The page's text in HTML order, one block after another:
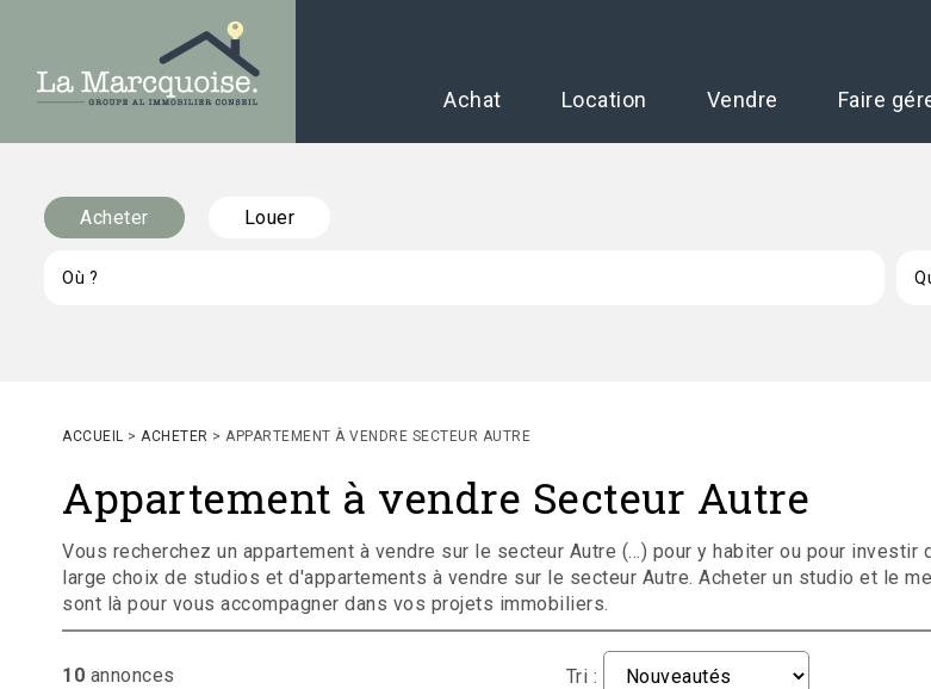
Achat Location Vendre Faire
Acheter Louer
ACCUEIL > ACHETER > APPARTEMENT À VENDRE SECTEUR AUTRE
Appartement à vendre Secteur Autre
Vous recherchez un appartement à vendre sur le secteur Autre (...) pour y habiter ou pour
large choix de studios et d'appartements à vendre sur le secteur Autre. Acheter un studio et le
sont là pour vous accompagner dans vos projets immobiliers.
10 annonces Tri :